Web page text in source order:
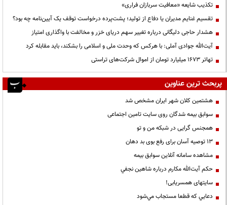
تکذیب شایعه «معافیت سربازان فراری»
تقسیم غنایم مدیران یا دفاع از تولید؛ پشت‌پرده درخواست توقف یک آیین‌نامه چه بود؟
هشدار حاجی دلیگانی درباره تغییر سهم دریای خزر و مخالفت با واگذاری امتیاز
آیت‌الله جوادی آملی: با هرکس که وحدت ملی و اسلامی را بشکند، باید مقابله کرد
تهاتر ۱۶۷۳ میلیارد تومان از اموال شرکت‌های تراستی
پربحث ترین عناوین
هشتمین کلان شهر ایران مشخص شد
سوابق بیمه شدگان روی سایت تامین اجتماعی
همجنس گرایی در شبکه من و تو
13 توصیه آسان برای رفع بوی بد دهان
مشاهده سامانه آنلاين سوابق بیمه
حكم آيت‌الله مكارم درباره شاهين نجفي
سایتهای همسریابی!
دعايي كه قطعا مستجاب مي‌شود